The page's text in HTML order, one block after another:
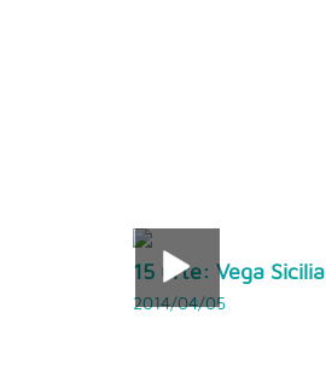
15 urte: Vega Sicilia
2014/04/05